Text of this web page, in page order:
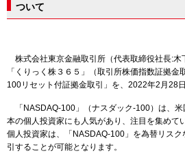
ついて
株式会社東京金融取引所（代表取締役社長:木
「くりっく株３６５」（取引所株価指数証拠
100リセット付証拠金取引」を、2022年2月28
「NASDAQ-100」（ナスダック‐100）は、米
本の個人投資家にも人気があり、注目を集めて
個人投資家は、「NASDAQ-100」を為替リス
引することが可能となります。